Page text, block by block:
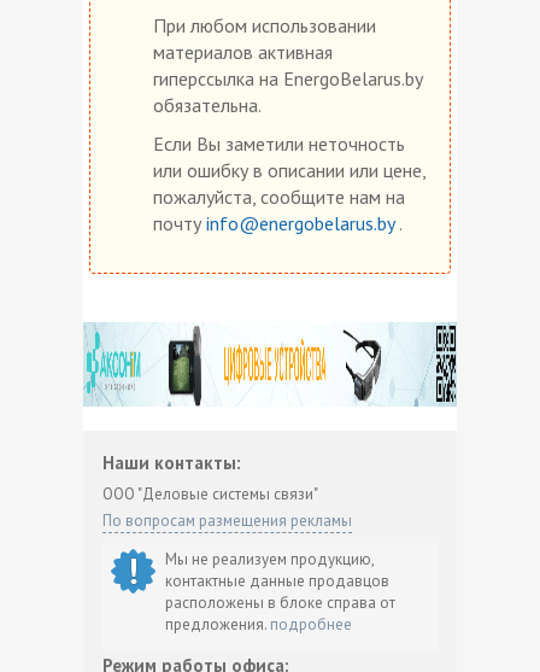
При любом использовании
материалов активная
гиперссылка на EnergoBelarus.by
обязательна.
Если Вы заметили неточность
или ошибку в описании или цене,
пожалуйста, сообщите нам на
почту info@energobelarus.by.
Наши контакты:
ООО "Деловые системы связи"
По вопросам размещения рекламы
Мы не реализуем продукцию,
контактные данные продавцов
расположены в блоке справа от
предложения. подробнее
Режим работы офиса: